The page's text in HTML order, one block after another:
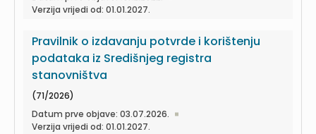
Verzija vrijedi od: 01.01.2027.
Pravilnik o izdavanju potvrde i korištenju
podataka iz Središnjeg registra
stanovništva
(71/2026)
Datum prve objave: 03.07.2026.
Verzija vrijedi od: 01.01.2027.